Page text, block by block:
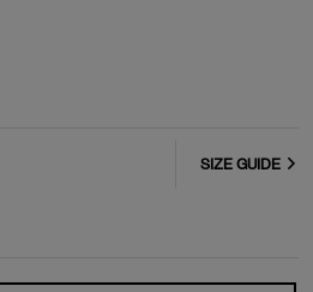
SIZE GUIDE